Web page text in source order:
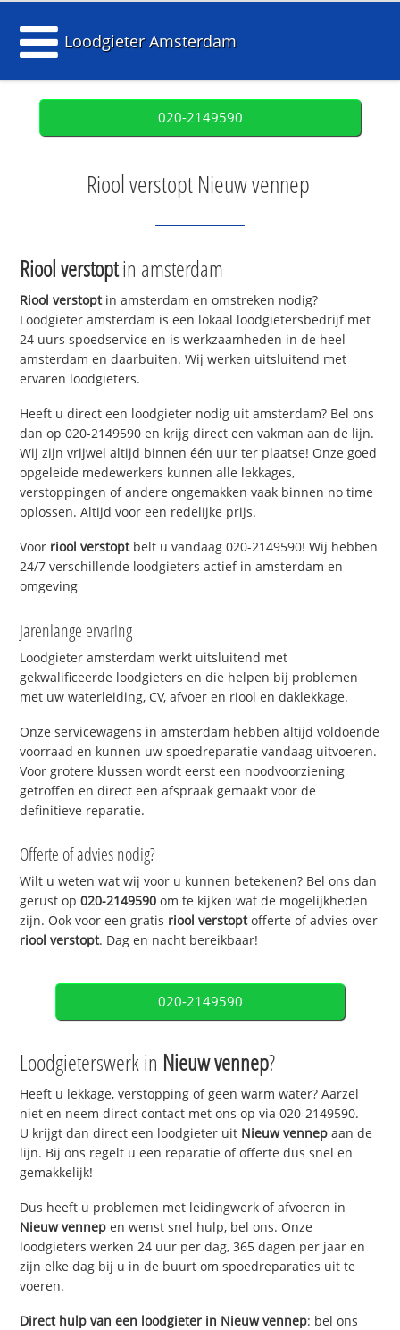
Loodgieter Amsterdam
020-2149590
Riool verstopt Nieuw vennep
Riool verstoptin amsterdam
Riool verstoptin amsterdam en omstreken nodig?
Loodgieter amsterdam is een lokaal loodgietersbedrijf met
24 uurs spoedservice en is werkzaamheden in de heel
amsterdam en daarbuiten. Wij werken uitsluitend met
ervaren loodgieters.
Heeft u direct een loodgieter nodig uit amsterdam? Bel ons
dan op 020-2149590 en krijg direct een vakman aan de lijn.
Wij zijn vrijwel altijd binnen één uur ter plaatse! Onze goed
opgeleide medewerkers kunnen alle lekkages,
verstoppingen of andere ongemakken vaak binnen no time
oplossen. Altijd voor een redelijke prijs.
Voor riool verstoptbelt u vandaag 020-2149590! Wij hebben
24/7 verschillende loodgieters actief in amsterdam en
omgeving
Jarenlange ervaring
Loodgieter amsterdam werkt uitsluitend met
gekwalificeerde loodgieters en die helpen bij problemen
met uw waterleiding, CV, afvoer en riool en daklekkage.
Onze servicewagens in amsterdam hebben altijd voldoende
voorraad en kunnen uw spoedreparatie vandaag uitvoeren.
Voor grotere klussen wordt eerst een noodvoorziening
getroffen en direct een afspraak gemaakt voor de
definitieve reparatie.
Offerte of advies nodig?
Wilt u weten wat wij voor u kunnen betekenen? Bel ons dan
gerust op020-2149590 om te kijken wat de mogelijkheden
zijn. Ook voor een gratis riool verstoptofferte of advies over
riool verstopt. Dag en nacht bereikbaar!
020-2149590
Loodgieterswerk in Nieuw vennep?
Heeft u lekkage, verstopping of geen warm water? Aarzel
niet en neem direct contact met ons op via 020-2149590.
U krijgt dan direct een loodgieter uit Nieuw vennep aan de
lijn. Bij ons regelt u een reparatie of offerte dus snel en
gemakkelijk!
Dus heeft u problemen met leidingwerk of afvoeren in
Nieuw vennep en wenst snel hulp, bel ons. Onze
loodgieters werken 24 uur per dag, 365 dagen per jaar en
zijn elke dag bij u in de buurt om spoedreparaties uit te
voeren.
Direct hulp van een loodgieter in Nieuw vennep: bel ons